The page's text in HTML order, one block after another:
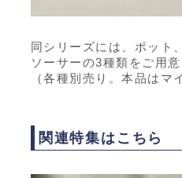
同シリーズには、ポット
ソーサーの3種類をご用意
（各種別売り。本品はマ
関連特集はこちら